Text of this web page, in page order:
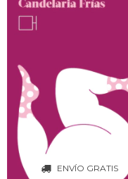
ENVÍO GRATIS